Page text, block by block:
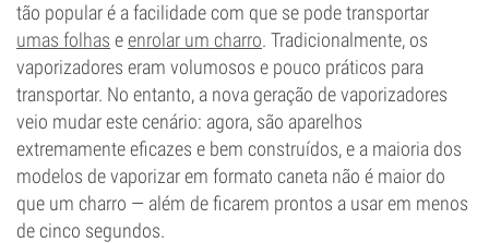
tão popular é a facilidade com que se pode transportar
umas folhas eenrolar um charro. Tradicionalmente, os
vaporizadores eram volumosos e pouco práticos para
transportar. No entanto, a nova geração de vaporizadores
veio mudar este cenário: agora, são aparelhos
extremamente eficazes e bem construídos, e a maioria dos
modelos de vaporizar em formato caneta não é maior do
que um charro — além de ficarem prontos a usar em menos
de cinco segundos.